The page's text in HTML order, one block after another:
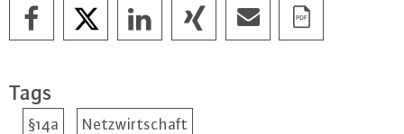
Tags
§14a Netzwirtschaft